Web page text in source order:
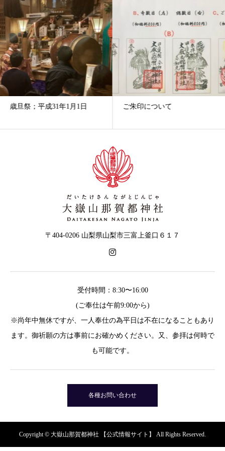
歳旦祭；平成31年1月1日 ご朱印について
〒404-0206 山梨県山梨市三富上釜口６１７
受付時間：8:30〜16:00
(ご奉仕は午前9:00から)
※尚年中無休ですが、一人奉仕の為平日は不在になることもあり
ます。御祈願の方は事前にお確かめください。又、参拝は何時で
も可能です。
各種お問い合わせ
Copyright © 大嶽山那賀都神社 【公式情報サイト】 All Rights Reserved.